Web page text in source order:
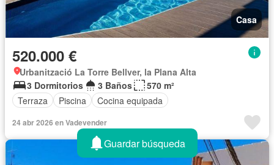
Casa
520.000 €
Urbanització La Torre Bellver, la Plana Alta
3 Dormitorios
3 Baños
570 m²
Terraza
Piscina Cocina equipada
24 abr 2026 en Vadevender
Guardar búsqueda